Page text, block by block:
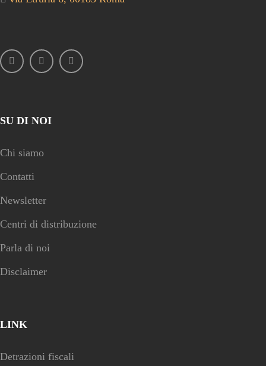
SU DI NOI
Chi siamo
Contatti
Newsletter
Centri di distribuzione
Parla di noi
Disclaimer
LINK
Detrazioni fiscali